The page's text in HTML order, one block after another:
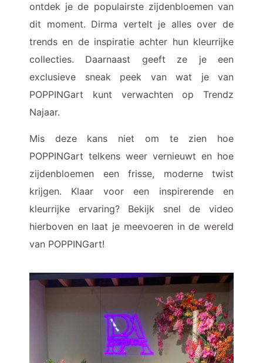
ontdek je de populairste zijdenbloemen van
dit moment. Dirma vertelt je alles over de
trends en de inspiratie achter hun kleurrijke
collecties. Daarnaast geeft ze je een
exclusieve sneak peek van wat je van
POPPINGart kunt verwachten op Trendz
Najaar.
Mis deze kans niet om te zien hoe
POPPINGart telkens weer vernieuwt en hoe
zijdenbloemen een frisse, moderne twist
krijgen. Klaar voor een inspirerende en
kleurrijke ervaring? Bekijk snel de video
hierboven en laat je meevoeren in de wereld
van POPPINGart!